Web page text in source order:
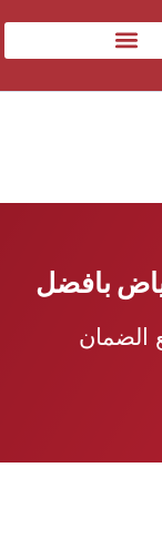
بافضل
الضمان